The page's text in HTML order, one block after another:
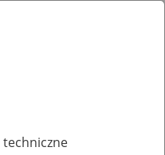
techniczne